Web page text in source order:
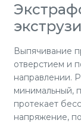
Выпячивание
отверстием и
направлении.
минимальный,
протекает
напряжение,